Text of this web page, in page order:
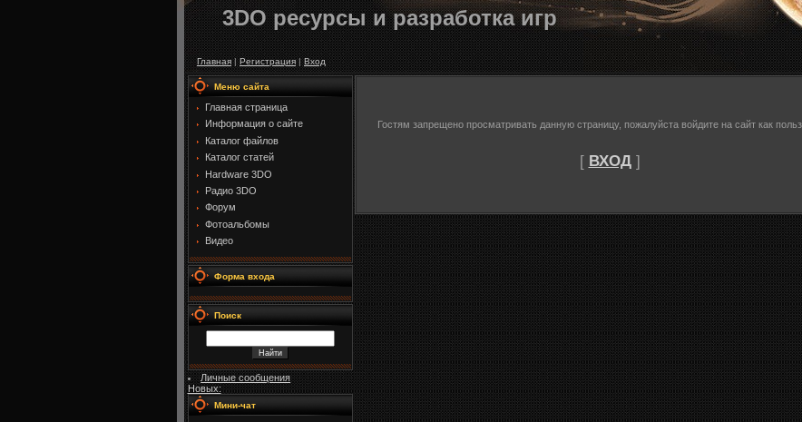
3DO ресурсы и разработка игр
Главная|Регистрация|Вход
Меню сайта
Главная страница
Информация о сайте
Каталог файлов
Каталог статей
Hardware 3DO
Радио 3DO
Форум
Фотоальбомы
Видео
Форма входа
Поиск
Личные сообщения
Новых:
Мини-чат
Гостям запрещено просматривать данную страницу, пожалуйста войдите на сайт как
[ ВХОД]